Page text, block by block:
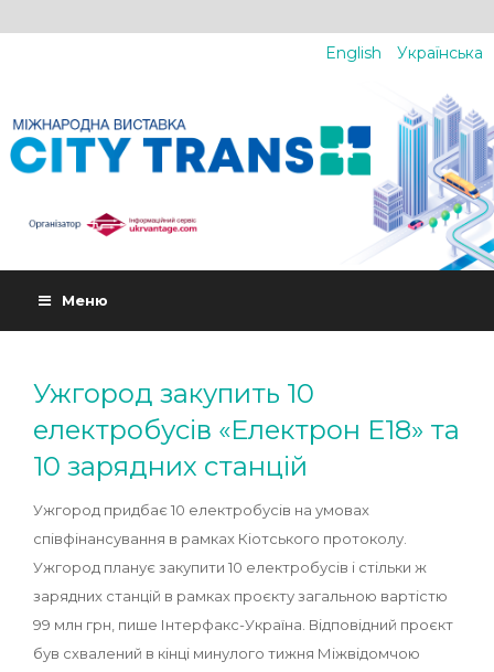
English Українська
Меню
Ужгород закупить 10
електробусів «Електрон Е18» та
10 зарядних станцій
Ужгород придбає 10 електробусів на умовах
співфінансування в рамках Кіотського протоколу.
Ужгород планує закупити 10 електробусів і стільки ж
зарядних станцій в рамках проєкту загальною вартістю
99 млн грн, пише Інтерфакс-Україна. Відповідний проєкт
був схвалений в кінці минулого тижня Міжвідомчою